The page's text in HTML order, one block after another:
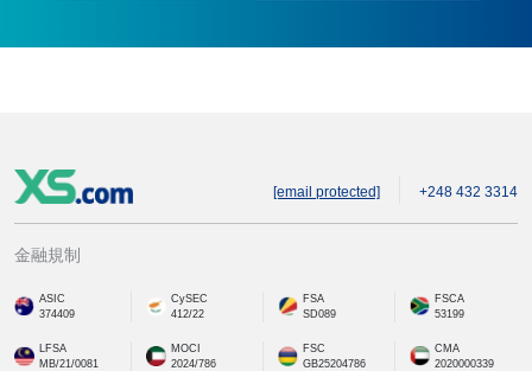
[email protected] +248 432 3314
金融規制
ASIC
374409
CySEC
412/22
FSA
SD089
FSCA
53199
LFSA
MB/21/0081
MOCI
2024/786
FSC
GB25204786
CMA
2020000339